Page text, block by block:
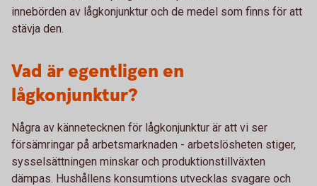
innebörden av lågkonjunktur och de medel som finns för att
stävja den.
Vad är egentligen en
lågkonjunktur?
Några av kännetecknen för lågkonjunktur är att vi ser
försämringar på arbetsmarknaden - arbetslösheten stiger,
sysselsättningen minskar och produktionstillväxten
dämpas. Hushållens konsumtions utvecklas svagare och